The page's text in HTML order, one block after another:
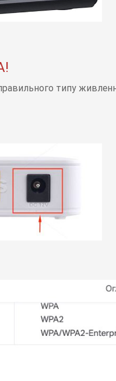
типу